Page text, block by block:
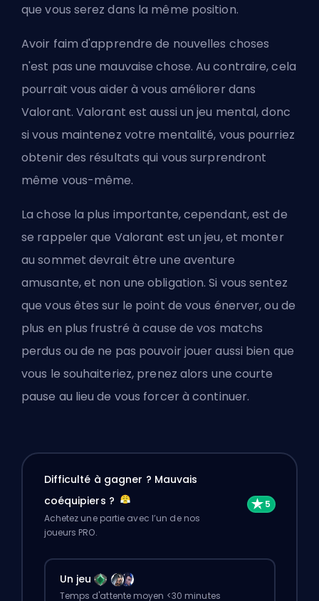
que vous serez dans la même position.
Avoir faim d'apprendre de nouvelles choses
n'est pas une mauvaise chose. Au contraire, cela
pourrait vous aider à vous améliorer dans
Valorant. Valorant est aussi un jeu mental, donc
si vous maintenez votre mentalité, vous pourriez
obtenir des résultats qui vous surprendront
même vous-même.
La chose la plus importante, cependant, est de
se rappeler que Valorant est un jeu, et monter
au sommet devrait être une aventure
amusante, et non une obligation. Si vous sentez
que vous êtes sur le point de vous énerver, ou de
plus en plus frustré à cause de vos matchs
perdus ou de ne pas pouvoir jouer aussi bien que
vous le souhaiteriez, prenez alors une courte
pause au lieu de vous forcer à continuer.
Difficulté à gagner ? Mauvais
coéquipiers ?
Achetez une partie avec l’un de nos
joueurs PRO.
Un jeu
Temps d'attente moyen <30 minutes